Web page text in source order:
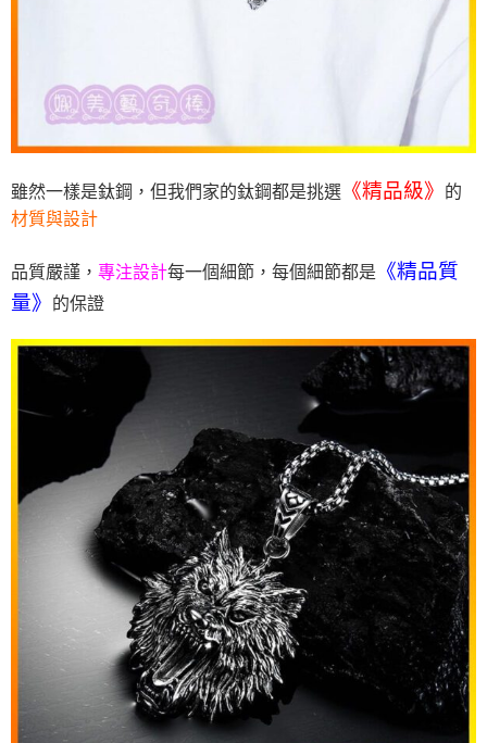
雖然一樣是鈦鋼，但我們家的鈦鋼都是挑選 《精品級》 的
材質與設計
品質嚴謹， 專注設計每一個細節，每個細節都是 《精品質
量》 的保證